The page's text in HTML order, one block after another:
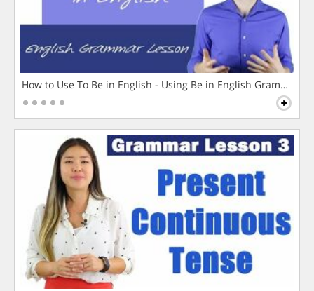
How to Use To Be in English - Using Be in English Grammar